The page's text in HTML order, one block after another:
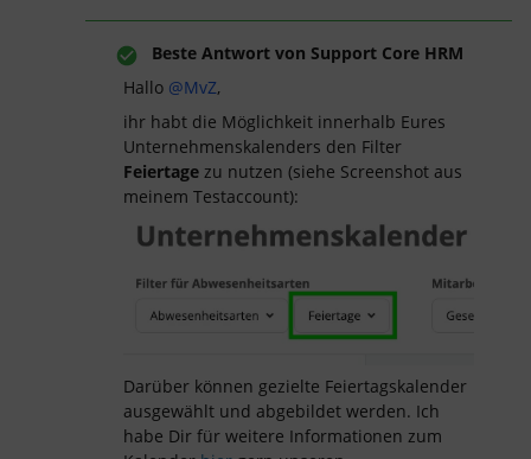
Beste Antwort von Support Core HRM
Hallo @MvZ,
ihr habt die Möglichkeit innerhalb Eures
Unternehmenskalenders den Filter
Feiertage zu nutzen (siehe Screenshot aus
meinem Testaccount):
Darüber können gezielte Feiertagskalender
ausgewählt und abgebildet werden. Ich
habe Dir für weitere Informationen zum